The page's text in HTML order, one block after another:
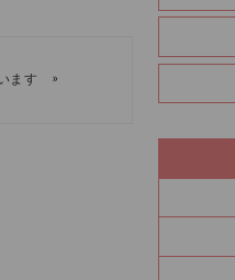
ます »